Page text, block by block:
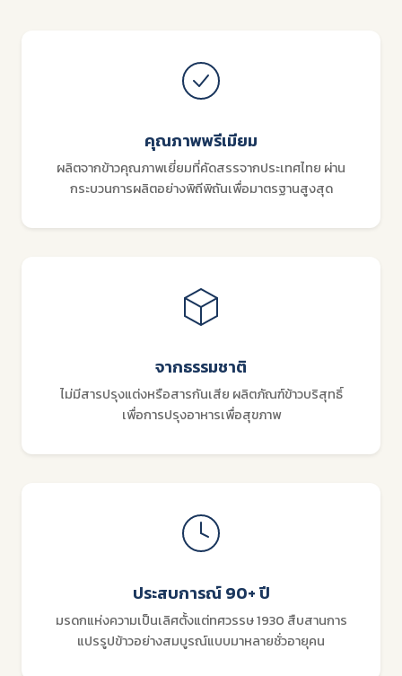
คุณภาพพรีเมียม
ผลิตจากข้าวคุณภาพเยี่ยมที่คัดสรรจากประเทศไทย ผ่าน
กระบวนการผลิตอย่างพิถีพิถันเพื่อมาตรฐานสูงสุด
จากธรรมชาติ
ไม่มีสารปรุงแต่งหรือสารกันเสีย ผลิตภัณฑ์ข้าวบริสุทธิ์
เพื่อการปรุงอาหารเพื่อสุขภาพ
ประสบการณ์ 90+ ปี
มรดกแห่งความเป็นเลิศตั้งแต่ทศวรรษ 1930 สืบสานการ
แปรรูปข้าวอย่างสมบูรณ์แบบมาหลายชั่วอายุคน